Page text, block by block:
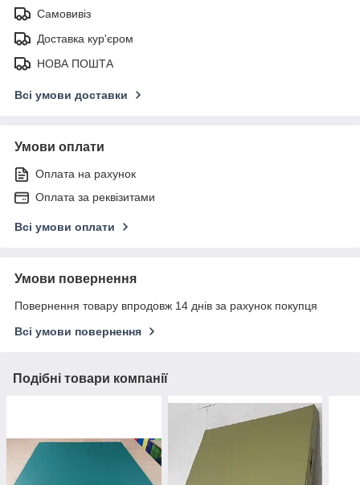
Самовивіз
Доставка кур'єром
НОВА ПОШТА
Всі умови доставки
Умови оплати
Оплата на рахунок
Оплата за реквізитами
Всі умови оплати
Умови повернення
Повернення товару впродовж 14 днів за рахунок покупця
Всі умови повернення
Подібні товари компанії